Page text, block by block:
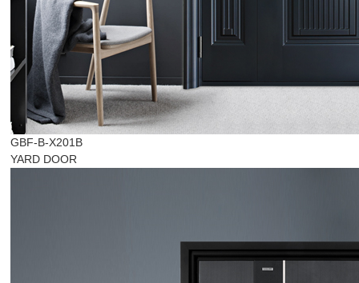
GBF-B-X201B
YARD DOOR